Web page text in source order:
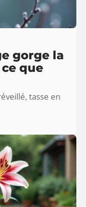
gorge la
que
tasse en